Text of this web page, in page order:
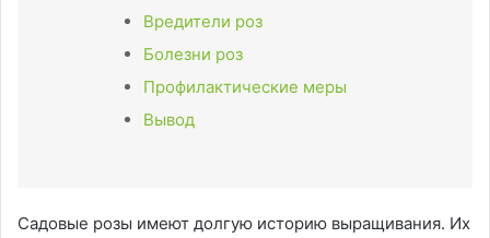
Вредители роз
Болезни роз
Профилактические меры
Вывод
Садовые розы имеют долгую историю выращивания. Их